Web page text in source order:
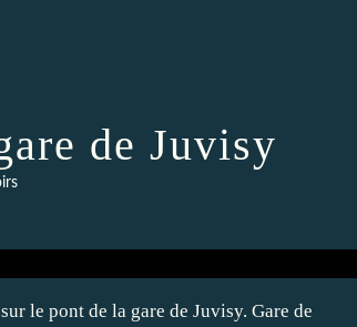
de Juvisy
le pont de la gare de Juvisy. Gare de